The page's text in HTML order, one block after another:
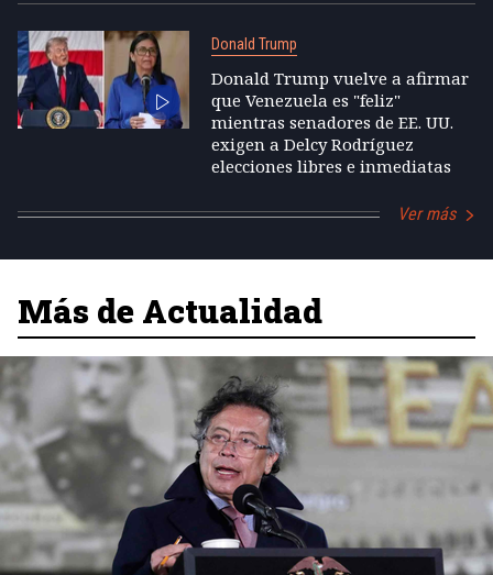
Donald Trump
Donald Trump vuelve a afirmar
que Venezuela es "feliz"
mientras senadores de EE. UU.
exigen a Delcy Rodríguez
elecciones libres e inmediatas
Ver más
Más de Actualidad